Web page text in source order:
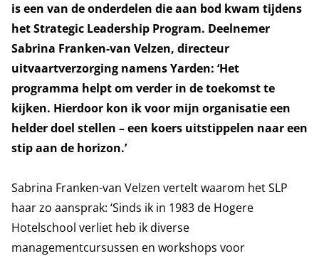
is een van de onderdelen die aan bod kwam tijdens
het Strategic Leadership Program. Deelnemer
Sabrina Franken-van Velzen, directeur
uitvaartverzorging namens Yarden: ‘Het
programma helpt om verder in de toekomst te
kijken. Hierdoor kon ik voor mijn organisatie een
helder doel stellen – een koers uitstippelen naar een
stip aan de horizon.’
Sabrina Franken-van Velzen vertelt waarom het SLP
haar zo aansprak: ‘Sinds ik in 1983 de Hogere
Hotelschool verliet heb ik diverse
managementcursussen en workshops voor